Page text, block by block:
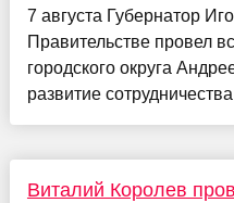
7 августа Губернатор
Правительстве провел
городского округа
развитие
Виталий Королев